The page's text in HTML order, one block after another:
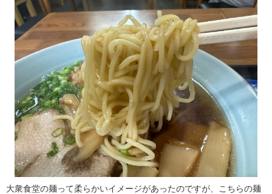
大衆食堂の麺って柔らかいイメージがあったのですが、こちらの麺